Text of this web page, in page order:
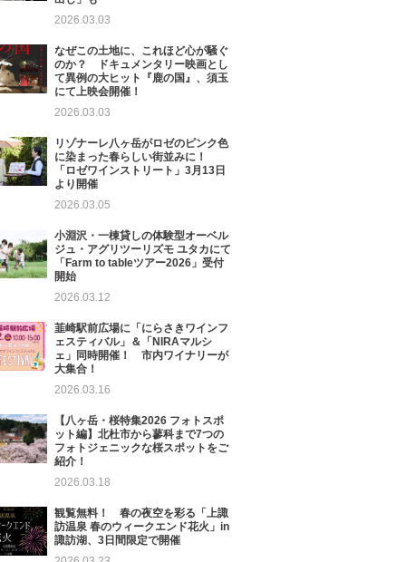
2026.03.03
なぜこの土地に、これほど心が騒ぐ
のか？ ドキュメンタリー映画とし
て異例の大ヒット『鹿の国』、須玉
にて上映会開催！
2026.03.03
リゾナーレ八ヶ岳がロゼのピンク色
に染まった春らしい街並みに！
「ロゼワインストリート」3月13日
より開催
2026.03.05
小淵沢・一棟貸しの体験型オーベル
ジュ・アグリツーリズモ ユタカにて
「Farm to tableツアー2026」受付
開始
2026.03.12
韮崎駅前広場に「にらさきワインフ
ェスティバル」＆「NIRAマルシ
ェ」同時開催！ 市内ワイナリーが
大集合！
2026.03.16
【八ヶ岳・桜特集2026 フォトスポ
ット編】北杜市から蓼科まで7つの
フォトジェニックな桜スポットをご
紹介！
2026.03.18
観覧無料！ 春の夜空を彩る「上諏
訪温泉 春のウィークエンド花火」in
諏訪湖、3日間限定で開催